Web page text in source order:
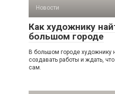
Новости
Как художнику
большом городе
В большом городе художнику
создавать работы и ждать,
сам.